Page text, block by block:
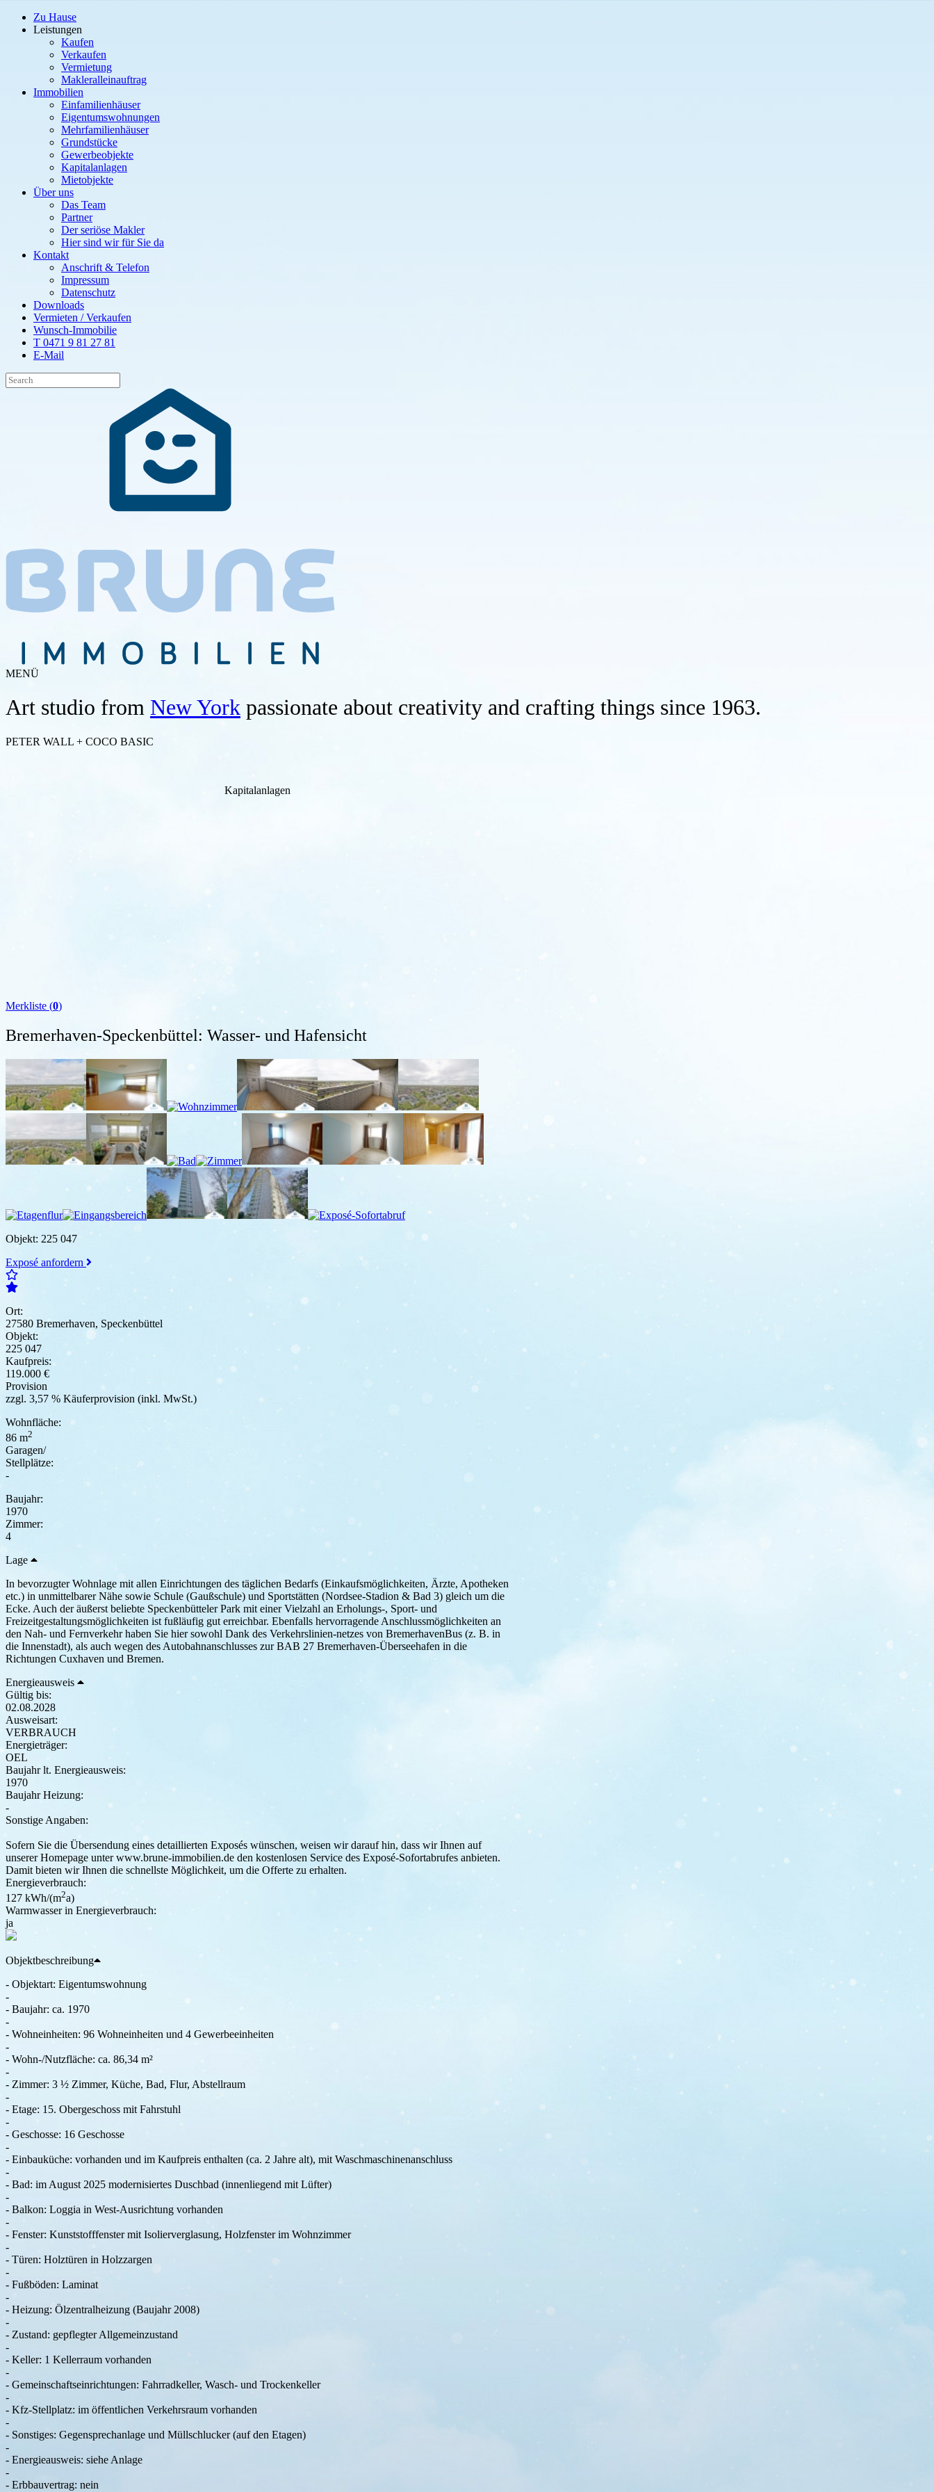
Zu Hause
Leistungen
Kaufen
Verkaufen
Vermietung
Makleralleinauftrag
Immobilien
Einfamilienhäuser
Eigentumswohnungen
Mehrfamilienhäuser
Grundstücke
Gewerbeobjekte
Kapitalanlagen
Mietobjekte
Über uns
Das Team
Partner
Der seriöse Makler
Hier sind wir für Sie da
Kontakt
Anschrift & Telefon
Impressum
Datenschutz
Downloads
Vermieten / Verkaufen
Wunsch-Immobilie
T 0471 9 81 27 81
E-Mail
MENÜ
Art studio from New York passionate about creativity and crafting things since 1963.
PETER WALL + COCO BASIC
Kapitalanlagen
Merkliste (0)
Bremerhaven-Speckenbüttel: Wasser- und Hafensicht
Objekt: 225 047
Exposé anfordern
Ort:
27580 Bremerhaven, Speckenbüttel
Objekt:
225 047
Kaufpreis:
119.000 €
Provision
zzgl. 3,57 % Käuferprovision (inkl. MwSt.)
Wohnfläche:
86 m2
Garagen/
Stellplätze:
-
Baujahr:
1970
Zimmer:
4
Lage
In bevorzugter Wohnlage mit allen Einrichtungen des täglichen Bedarfs (Einkaufsmöglichkeiten, Ärzte, Apotheken
etc.) in unmittelbarer Nähe sowie Schule (Gaußschule) und Sportstätten (Nordsee-Stadion & Bad 3) gleich um die
Ecke. Auch der äußerst beliebte Speckenbütteler Park mit einer Vielzahl an Erholungs-, Sport- und
Freizeitgestaltungsmöglichkeiten ist fußläufig gut erreichbar. Ebenfalls hervorragende Anschlussmöglichkeiten an
den Nah- und Fernverkehr haben Sie hier sowohl Dank des Verkehrslinien-netzes von BremerhavenBus (z. B. in
die Innenstadt), als auch wegen des Autobahnanschlusses zur BAB 27 Bremerhaven-Überseehafen in die
Richtungen Cuxhaven und Bremen.
Energieausweis
Gültig bis:
02.08.2028
Ausweisart:
VERBRAUCH
Energieträger:
OEL
Baujahr lt. Energieausweis:
1970
Baujahr Heizung:
-
Sonstige Angaben:
Sofern Sie die Übersendung eines detaillierten Exposés wünschen, weisen wir darauf hin, dass wir Ihnen auf
unserer Homepage unter www.brune-immobilien.de den kostenlosen Service des Exposé-Sofortabrufes anbieten.
Damit bieten wir Ihnen die schnellste Möglichkeit, um die Offerte zu erhalten.
Energieverbrauch:
127 kWh/(m2a)
Warmwasser in Energieverbrauch:
ja
Objektbeschreibung
- Objektart: Eigentumswohnung
-
- Baujahr: ca. 1970
-
- Wohneinheiten: 96 Wohneinheiten und 4 Gewerbeeinheiten
-
- Wohn-/Nutzfläche: ca. 86,34 m²
-
- Zimmer: 3 ½ Zimmer, Küche, Bad, Flur, Abstellraum
-
- Etage: 15. Obergeschoss mit Fahrstuhl
-
- Geschosse: 16 Geschosse
-
- Einbauküche: vorhanden und im Kaufpreis enthalten (ca. 2 Jahre alt), mit Waschmaschinenanschluss
-
- Bad: im August 2025 modernisiertes Duschbad (innenliegend mit Lüfter)
-
- Balkon: Loggia in West-Ausrichtung vorhanden
-
- Fenster: Kunststofffenster mit Isolierverglasung, Holzfenster im Wohnzimmer
-
- Türen: Holztüren in Holzzargen
-
- Fußböden: Laminat
-
- Heizung: Ölzentralheizung (Baujahr 2008)
-
- Zustand: gepflegter Allgemeinzustand
-
- Keller: 1 Kellerraum vorhanden
-
- Gemeinschaftseinrichtungen: Fahrradkeller, Wasch- und Trockenkeller
-
- Kfz-Stellplatz: im öffentlichen Verkehrsraum vorhanden
-
- Sonstiges: Gegensprechanlage und Müllschlucker (auf den Etagen)
-
- Energieausweis: siehe Anlage
-
- Erbbauvertrag: nein